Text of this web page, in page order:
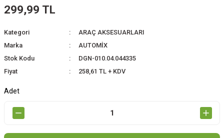
299,99 TL
Kategori
ARAÇ AKSESUARLARI
Marka
AUTOMİX
Stok Kodu
DGN-010.04.044335
Fiyat
258,61 TL + KDV
Adet